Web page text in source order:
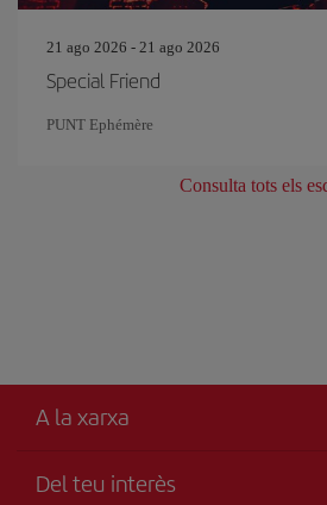
21 ago 2026 - 21 ago 2026
Special Friend
PUNT Ephémère
Consulta tots els
A la xarxa
Del teu interès